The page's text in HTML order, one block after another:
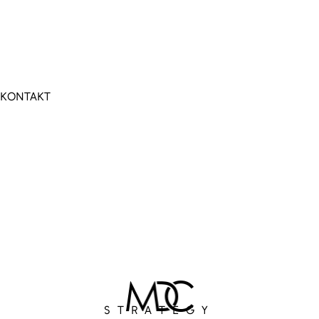
KONTAKT
STRATEGY